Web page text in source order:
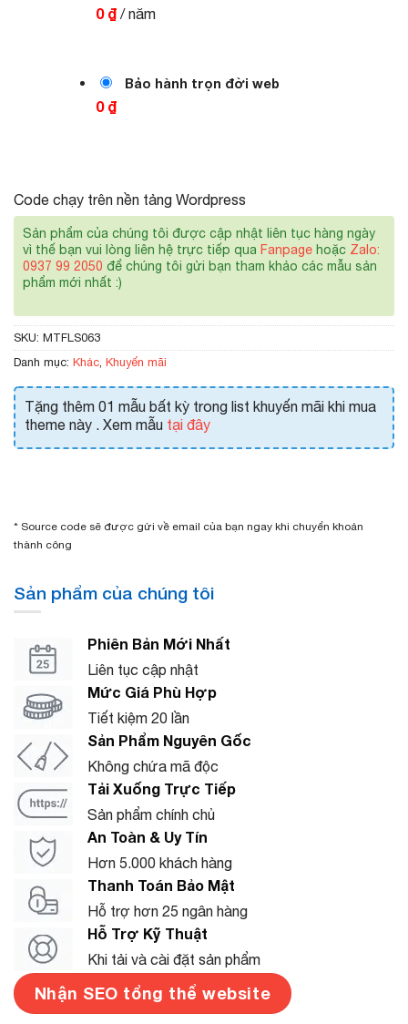
0 ₫ / năm
Bảo hành trọn đời web
0 ₫
Code chạy trên nền tảng Wordpress
Sản phẩm của chúng tôi được cập nhật liên tục hàng ngày
vì thế bạn vui lòng liên hệ trực tiếp qua Fanpage hoặc Zalo:
0937 99 2050 để chúng tôi gửi bạn tham khảo các mẫu sản
phẩm mới nhất :)
SKU: MTFLS063
Danh mục: Khác Khuyến mãi
Tặng thêm 01 mẫu bất kỳ trong list khuyến mãi khi mua
theme này . Xem mẫu tại đây
* Source code sẽ được gửi về email của bạn ngay khi chuyển khoản
thành công
Sản phẩm của chúng tôi
Phiên Bản Mới Nhất
Liên tục cập nhật
Mức Giá Phù Hợp
Tiết kiệm 20 lần
Sản Phẩm Nguyên Gốc
Không chứa mã độc
Tải Xuống Trực Tiếp
Sản phẩm chính chủ
An Toàn & Uy Tín
Hơn 5.000 khách hàng
Thanh Toán Bảo Mật
Hỗ trợ hơn 25 ngân hàng
Hỗ Trợ Kỹ Thuật
Khi tải và cài đặt sản phẩm
Nhận SEO tổng thể website